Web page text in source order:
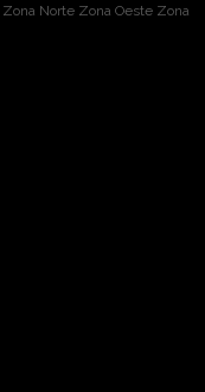
Zona Norte Zona Oeste Zona